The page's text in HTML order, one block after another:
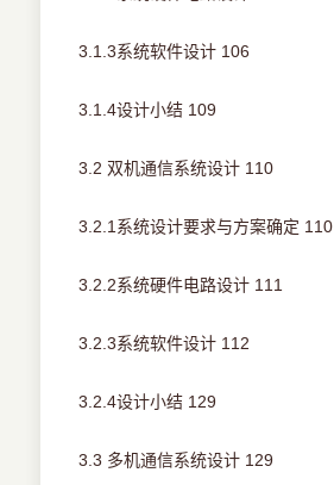
3.1.3系统软件设计 106
3.1.4设计小结 109
3.2 双机通信系统设计 110
3.2.1系统设计要求与方案确定 110
3.2.2系统硬件电路设计 111
3.2.3系统软件设计 112
3.2.4设计小结 129
3.3 多机通信系统设计 129